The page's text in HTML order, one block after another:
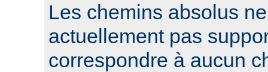
Les chemins absolus
actuellement pas
correspondre à aucun